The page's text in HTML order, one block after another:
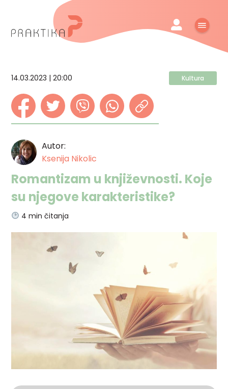
14.03.2023 | 20:00 Kultura
Autor:
Ksenija Nikolic
Romantizam u književnosti. Koje
su njegove karakteristike?
4 min čitanja